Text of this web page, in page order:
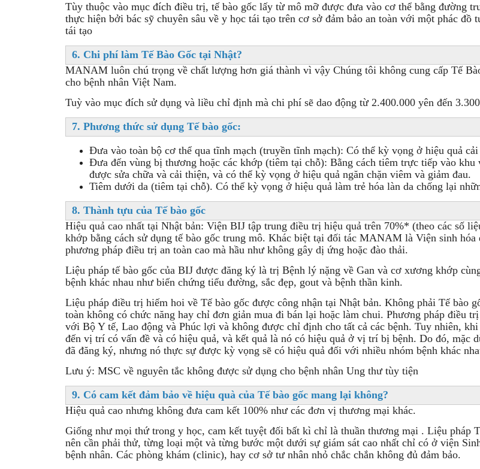
Tùy thuộc vào mục đích điều trị, tế bào gốc lấy từ mô mỡ được đưa vào cơ thể bằng đường
thực hiện bởi bác sỹ chuyên sâu về y học tái tạo trên cơ sở đảm bảo an toàn với một phác
tái tạo
6. Chi phí làm Tế Bào Gốc tại Nhật?
MANAM luôn chú trọng về chất lượng hơn giá thành vì vậy Chúng tôi không cung cấp Tế
cho bệnh nhân Việt Nam.
Tuỳ vào mục đích sử dụng và liều chỉ định mà chi phí sẽ dao động từ 2.400.000 yên đến
7. Phương thức sử dụng Tế bào gốc:
Đưa vào toàn bộ cơ thể qua tĩnh mạch (truyền tĩnh mạch): Có thể kỳ vọng ở hiệu quả
Đưa đến vùng bị thương hoặc các khớp (tiêm tại chỗ): Bằng cách tiêm trực tiếp vào
được sửa chữa và cải thiện, và có thể kỳ vọng ở hiệu quả ngăn chặn viêm và giảm đau.
Tiêm dưới da (tiêm tại chỗ). Có thể kỳ vọng ở hiệu quả làm trẻ hóa làn da chống lại
8. Thành tựu của Tế bào gốc
Hiệu quả cao nhất tại Nhật bản: Viện BIJ tập trung điều trị hiệu quả trên 70%* (theo các số
khớp bằng cách sử dụng tế bào gốc trung mô. Khác biệt tại đối tác MANAM là Viện sinh
phương pháp điều trị an toàn cao mà hầu như không gây dị ứng hoặc đào thải.
Liệu pháp tế bào gốc của BIJ được đăng ký là trị Bệnh lý nặng về Gan và cơ xương khớp
bệnh khác nhau như biến chứng tiểu đường, sắc đẹp, gout và bệnh thần kinh.
Liệu pháp điều trị hiếm hoi về Tế bào gốc được công nhận tại Nhật bản. Không phải Tế bào
toàn không có chức năng hay chỉ đơn giản mua đi bán lại hoặc làm chui. Phương pháp điều
với Bộ Y tế, Lao động và Phúc lợi và không được chỉ định cho tất cả các bệnh. Tuy nhiên,
đến vị trí có vấn đề và có hiệu quả, và kết quả là nó có hiệu quả ở vị trí bị bệnh. Do đó, mặc
đã đăng ký, nhưng nó thực sự được kỳ vọng sẽ có hiệu quả đối với nhiều nhóm bệnh khác
Lưu ý: MSC về nguyên tắc không được sử dụng cho bệnh nhân Ung thư tùy tiện
9. Có cam kết đảm bảo về hiệu quà của Tế bào gốc mang lại không?
Hiệu quả cao nhưng không đưa cam kết 100% như các đơn vị thương mại khác.
Giống như mọi thứ trong y học, cam kết tuyệt đối bất kì chỉ là thuần thương mại . Liệu pháp
nên cần phải thử, từng loại một và từng bước một dưới sự giám sát cao nhất chỉ có ở viện
bệnh nhân. Các phòng khám (clinic), hay cơ sở tư nhân nhỏ chắc chắn không đủ đảm bảo.